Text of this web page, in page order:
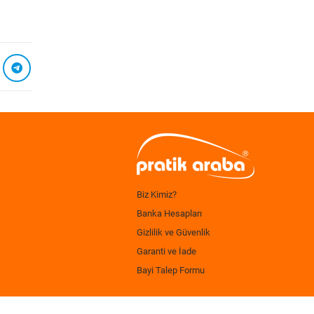
Biz Kimiz?
Banka Hesapları
Gizlilik ve Güvenlik
Garanti ve İade
Bayi Talep Formu